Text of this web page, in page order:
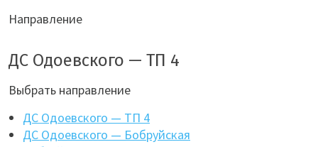
Направление
ДС Одоевского — ТП 4
Выбрать направление
ДС Одоевского — ТП 4
ДС Одоевского — Бобруйская